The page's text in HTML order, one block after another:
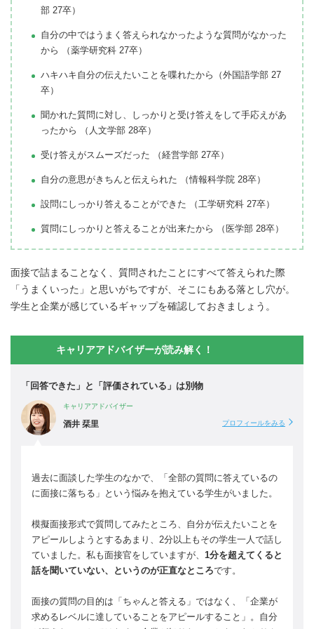
部 27卒）
自分の中ではうまく答えられなかったような質問がなかった
から （薬学研究科 27卒）
ハキハキ自分の伝えたいことを喋れたから（外国語学部 27
卒）
聞かれた質問に対し、しっかりと受け答えをして手応えがあ
ったから （人文学部 28卒）
受け答えがスムーズだった （経営学部 27卒）
自分の意思がきちんと伝えられた （情報科学院 28卒）
設問にしっかり答えることができた （工学研究科 27卒）
質問にしっかりと答えることが出来たから （医学部 28卒）
面接で詰まることなく、質問されたことにすべて答えられた際
「うまくいった」と思いがちですが、そこにもある落とし穴が。
学生と企業が感じているギャップを確認しておきましょう。
キャリアアドバイザーが読み解く！
「回答できた」と「評価されている」は別物
キャリアアドバイザー
酒井 栞里 プロフィールをみる
過去に面談した学生のなかで、「全部の質問に答えているの
に面接に落ちる」という悩みを抱えている学生がいました。
模擬面接形式で質問してみたところ、自分が伝えたいことを
アピールしようとするあまり、2分以上もその学生一人で話し
ていました。私も面接官をしていますが、 1分を超えてくると
話を聞いていない、というのが正直なところです。
面接の質問の目的は「ちゃんと答える」ではなく、「企業が
求めるレベルに達していることをアピールすること」。自分